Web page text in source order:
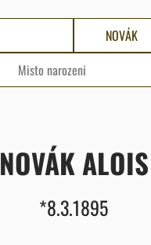
NOVÁK ALOIS
*8.3.1895